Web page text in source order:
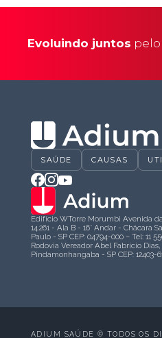
Evoluindo juntos
SAÚDE CAUSAS
Edifício WTorre Morumbi Avenida
14.261 - Ala B - 16° Andar - Chácara
Paulo - SP CEP: 04794-000 – Tel: 11
Rodovia Vereador Abel Fabrício
Pindamonhangaba - SP CEP: 12403-
ADIUM SAÚDE © TODOS OS